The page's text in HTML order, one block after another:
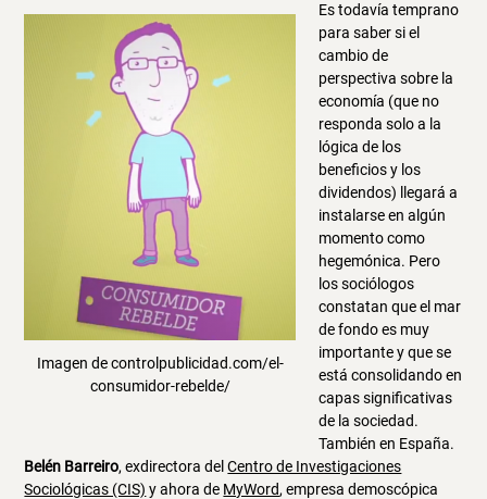
Imagen de controlpublicidad.com/el-
consumidor-rebelde/
Es todavía temprano
para saber si el
cambio de
perspectiva sobre la
economía (que no
responda solo a la
lógica de los
beneficios y los
dividendos) llegará a
instalarse en algún
momento como
hegemónica. Pero
los sociólogos
constatan que el mar
de fondo es muy
importante y que se
está consolidando en
capas significativas
de la sociedad.
También en España.
Belén Barreiro, exdirectora delCentro de Investigaciones
Sociológicas (CIS) y ahora de MyWord, empresa demoscópica